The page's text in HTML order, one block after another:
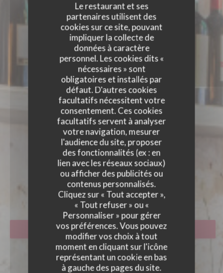
Le restaurant et ses
partenaires utilisent des
cookies sur ce site, pouvant
impliquer la collecte de
données à caractère
personnel. Les cookies dits «
nécessaires » sont
obligatoires et installés par
défaut. D'autres cookies
facultatifs nécessitent votre
consentement. Ces cookies
facultatifs servent à analyser
votre navigation, mesurer
l'audience du site, proposer
des fonctionnalités (ex : en
lien avec les réseaux sociaux)
ou afficher des publicités ou
contenus personnalisés.
Cliquez sur « Tout accepter »,
« Tout refuser » ou «
Personnaliser » pour gérer
vos préférences. Vous pouvez
modifier vos choix à tout
moment en cliquant sur l'icône
représentant un cookie en bas
à gauche des pages du site.
PICCOLA TOSCANA
PICCOLA TOSCANA
RESTAURANT ITALIEN|PARIS
RÉSERVER